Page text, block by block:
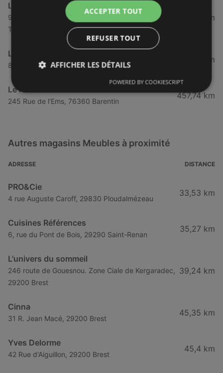
Le roi du matelas
90 avenue du grand sud, 37170 Chambray-lès-
Tours
449,64 km
Le roi du matelas
8 route de la Saulaie, 86000 Poitiers
457,25 km
Le roi du matelas
245 Rue de l'Ems, 76360 Barentin
457,74 km
Autres magasins Meubles à proximité
ADRESSE DISTANCE
PRO&Cie
4 rue Auguste Caroff, 29830 Ploudalmézeau
33,53 km
Cuisines Références
6, rue du Pont de Bois, 29290 Saint-Renan
35,27 km
L'univers du sommeil
246 route de Gouesnou. Zone Ciale de Kergaradec,
29200 Brest
39,24 km
Cinna
31 R. Jean Macé, 29200 Brest
45,35 km
Yves Delorme
42 Rue d'Aiguillon, 29200 Brest
45,4 km
ACCEPTER TOUT
REFUSER TOUT
AFFICHER LES DÉTAILS
POWERED BY COOKIESCRIPT